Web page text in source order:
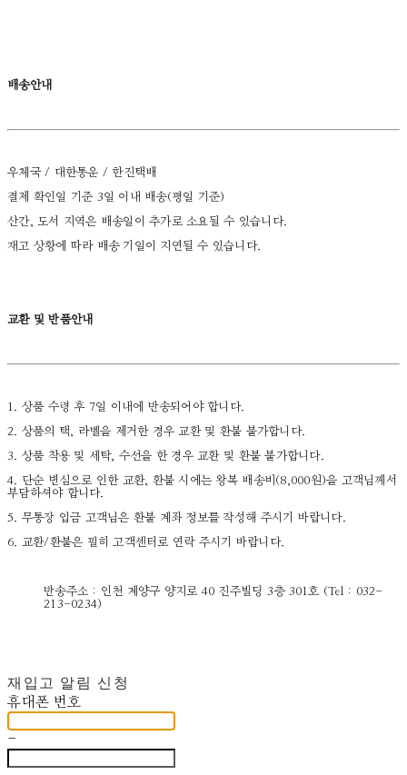
배송안내
우체국 / 대한통운 / 한진택배
결제 확인일 기준 3일 이내 배송(평일 기준)
산간, 도서 지역은 배송일이 추가로 소요될 수 있습니다.
재고 상황에 따라 배송 기일이 지연될 수 있습니다.
교환 및 반품안내
1. 상품 수령 후 7일 이내에 반송되어야 합니다.
2. 상품의 택, 라벨을 제거한 경우 교환 및 환불 불가합니다.
3. 상품 착용 및 세탁, 수선을 한 경우 교환 및 환불 불가합니다.
4. 단순 변심으로 인한 교환, 환불 시에는 왕복 배송비(8,000원)을 고객님께서
부담하셔야 합니다.
5. 무통장 입금 고객님은 환불 계좌 정보를 작성해 주시기 바랍니다.
6. 교환/환불은 필히 고객센터로 연락 주시기 바랍니다.
반송주소 : 인천 계양구 양지로 40 진주빌딩 3층 301호 (Tel : 032-
213-0234)
재입고 알림 신청
휴대폰 번호
-